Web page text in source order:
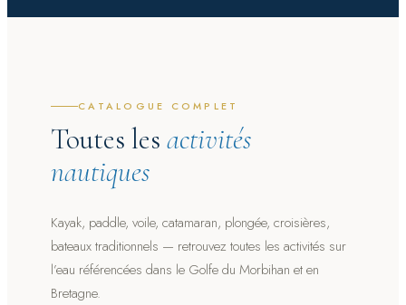
CATALOGUE COMPLET
Toutes les activités
nautiques
Kayak, paddle, voile, catamaran, plongée, croisières,
bateaux traditionnels — retrouvez toutes les activités sur
l’eau référencées dans le Golfe du Morbihan et en
Bretagne.